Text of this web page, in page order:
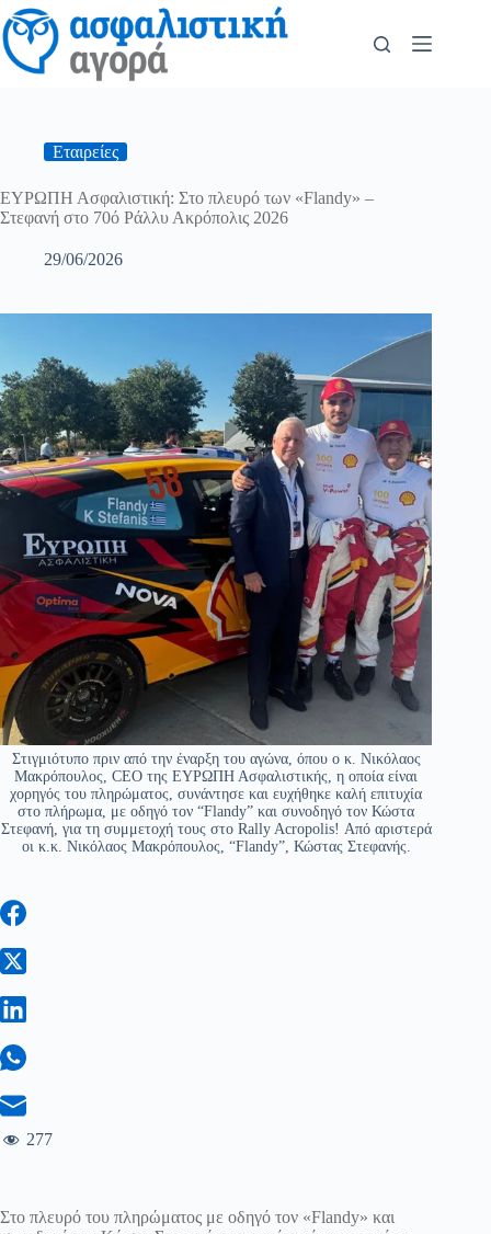
Εταιρείες
ΕΥΡΩΠΗ Ασφαλιστική: Στο πλευρό των «Flandy» –
Στεφανή στο 70ό Ράλλυ Ακρόπολις 2026
29/06/2026
Στιγμιότυπο πριν από την έναρξη του αγώνα, όπου ο κ. Νικόλαος
Μακρόπουλος, CEO της ΕΥΡΩΠΗ Ασφαλιστικής, η οποία είναι
χορηγός του πληρώματος, συνάντησε και ευχήθηκε καλή επιτυχία
στο πλήρωμα, με οδηγό τον “Flandy” και συνοδηγό τον Κώστα
Στεφανή, για τη συμμετοχή τους στο Rally Acropolis! Από αριστερά
οι κ.κ. Νικόλαος Μακρόπουλος, “Flandy”, Κώστας Στεφανής.
277
Στο πλευρό του πληρώματος με οδηγό τον «Flandy» και